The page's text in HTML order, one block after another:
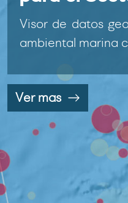
Visor de datos
ambiental marina
Ver mas